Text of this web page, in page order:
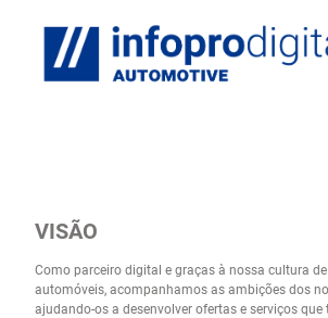
VISÃO
Como parceiro digital e graças à nossa cultura
automóveis, acompanhamos as ambições dos
ajudando-os a desenvolver ofertas e serviços